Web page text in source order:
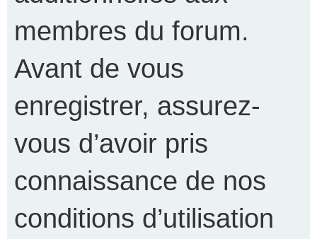
membres du forum.
Avant de vous
enregistrer, assurez-
vous d’avoir pris
connaissance de nos
conditions d’utilisation